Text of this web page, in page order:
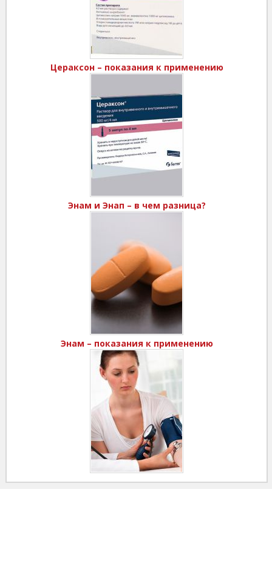
Цераксон – показания к применению
Энам и Энап – в чем разница?
Энам – показания к применению